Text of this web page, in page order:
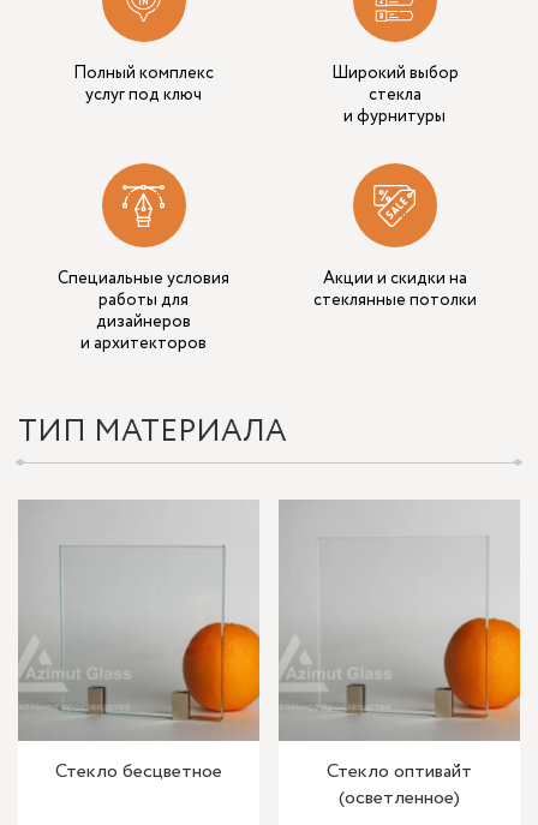
Полный комплекс
услуг под ключ
Широкий выбор
стекла
и фурнитуры
Специальные условия
работы для
дизайнеров
и архитекторов
Акции и скидки на
стеклянные потолки
ТИП МАТЕРИАЛА
Стекло бесцветное
Стекло оптивайт
(осветленное)